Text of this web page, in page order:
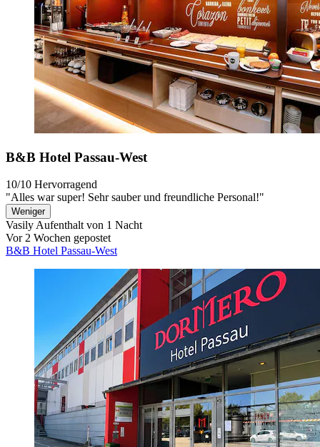
B&B Hotel Passau-West
10/10 Hervorragend
"Alles war super! Sehr sauber und freundliche Personal!"
Weniger
Vasily Aufenthalt von 1 Nacht
Vor 2 Wochen gepostet
B&B Hotel Passau-West